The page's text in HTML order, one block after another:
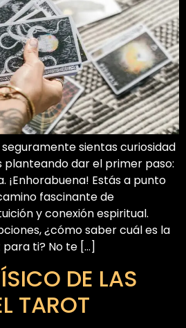
sientas curiosidad
dar el primer paso:
¡Enhorabuena! Estás a punto
fascinante de
y conexión espiritual.
¿cómo saber cuál es la
ti? No te […]
DE LAS
TAROT